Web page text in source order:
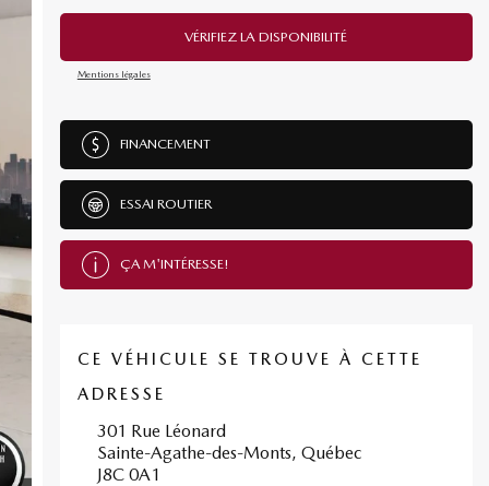
VÉRIFIEZ LA DISPONIBILITÉ
Mentions légales
FINANCEMENT
ESSAI ROUTIER
ÇA M'INTÉRESSE!
CE VÉHICULE SE TROUVE À CETTE
ADRESSE
301 Rue Léonard
Sainte-Agathe-des-Monts, Québec
J8C 0A1